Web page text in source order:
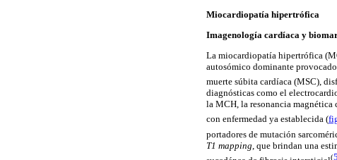
Miocardiopatía hipertrófica
Imagenología cardíaca y
La miocardiopatía hipertrófica
autosómico dominante
muerte súbita cardíaca (MSC),
diagnósticas como el
la MCH, la resonancia magnética
con enfermedad ya establecida (
portadores de mutación
T1 mapping, que brindan una
(5